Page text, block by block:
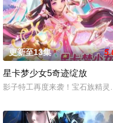
一场乌龙中意外成为了“神秘学
更新至13集
星卡梦少女5奇迹绽放
影子特工再度来袭！宝石族精